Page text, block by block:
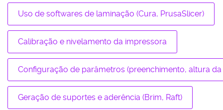
Uso de softwares de laminação (Cura, PrusaSlicer)
Calibração e nivelamento da impressora
Configuração de parâmetros (preenchimento, altura
Geração de suportes e aderência (Brim, Raft)